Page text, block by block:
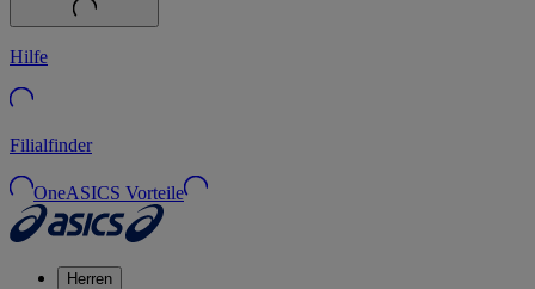
Hilfe
Filialfinder
OneASICS Vorteile
Herren